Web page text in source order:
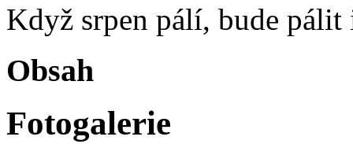
Když srpen pálí, bude
Obsah
Fotogalerie